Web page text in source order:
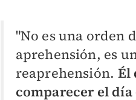
"No es una orden
aprehensión, es
reaprehensión. Él
comparecer el día